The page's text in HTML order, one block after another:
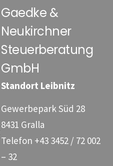
Gaedke &
Neukirchner
Steuerberatung
GmbH
Standort Leibnitz
Gewerbepark Süd 28
8431 Gralla
Telefon +43 3452 / 72 002
– 32